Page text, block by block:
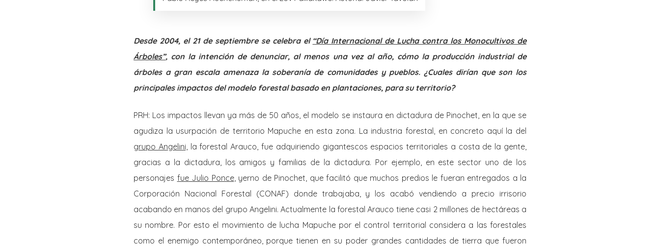
Desde 2004, el 21 de septiembre se celebra el “Día Internacional de Lucha contra los Monocultivos de
Árboles”, con la intención de denunciar, al menos una vez al año, cómo la producción industrial de
árboles a gran escala amenaza la soberanía de comunidades y pueblos. ¿Cuales dirían que son los
principales impactos del modelo forestal basado en plantaciones, para su territorio?
PRH: Los impactos llevan ya más de 50 años, el modelo se instaura en dictadura de Pinochet, en la que se
agudiza la usurpación de territorio Mapuche en esta zona. La industria forestal, en concreto aquí la del
grupo Angelini, la forestal Arauco, fue adquiriendo gigantescos espacios territoriales a costa de la gente,
gracias a la dictadura, los amigos y familias de la dictadura. Por ejemplo, en este sector uno de los
personajes fue Julio Ponce, yerno de Pinochet, que facilitó que muchos predios le fueran entregados a la
Corporación Nacional Forestal (CONAF) donde trabajaba, y los acabó vendiendo a precio irrisorio
acabando en manos del grupo Angelini. Actualmente la forestal Arauco tiene casi 2 millones de hectáreas a
su nombre. Por esto el movimiento de lucha Mapuche por el control territorial considera a las forestales
como el enemigo contemporáneo, porque tienen en su poder grandes cantidades de tierra que fueron